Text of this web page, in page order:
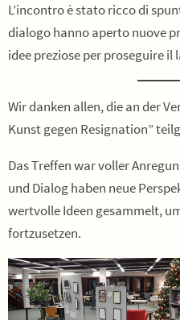
L’incontro è stato ricco di
dialogo hanno aperto nuove
idee preziose per proseguire il
Wir danken allen, die an der
Kunst gegen Resignation”
Das Treffen war voller
und Dialog haben neue
wertvolle Ideen gesammelt,
fortzusetzen.